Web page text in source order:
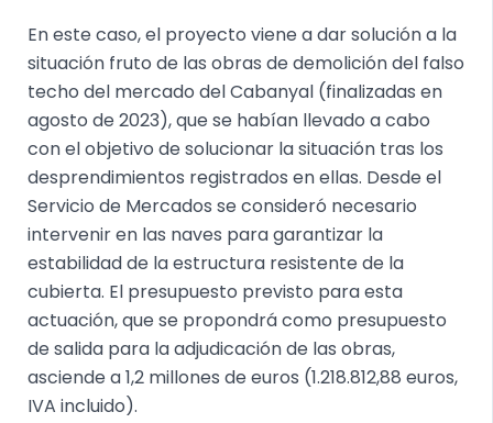
En este caso, el proyecto viene a dar solución a la
situación fruto de las obras de demolición del falso
techo del mercado del Cabanyal (finalizadas en
agosto de 2023), que se habían llevado a cabo
con el objetivo de solucionar la situación tras los
desprendimientos registrados en ellas. Desde el
Servicio de Mercados se consideró necesario
intervenir en las naves para garantizar la
estabilidad de la estructura resistente de la
cubierta. El presupuesto previsto para esta
actuación, que se propondrá como presupuesto
de salida para la adjudicación de las obras,
asciende a 1,2 millones de euros (1.218.812,88 euros,
IVA incluido).